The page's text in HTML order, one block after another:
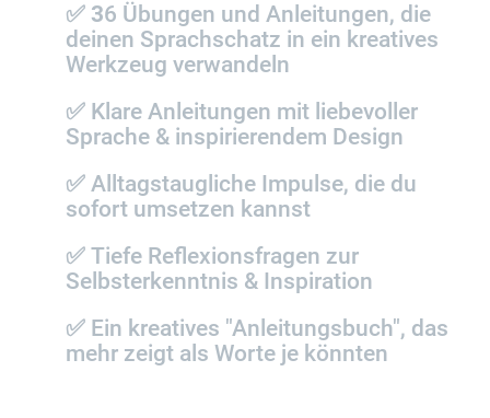
✅ 36 Übungen und Anleitungen, die
deinen Sprachschatz in ein kreatives
Werkzeug verwandeln
✅ Klare Anleitungen mit liebevoller
Sprache & inspirierendem Design
✅ Alltagstaugliche Impulse, die du
sofort umsetzen kannst
✅ Tiefe Reflexionsfragen zur
Selbsterkenntnis & Inspiration
✅ Ein kreatives "Anleitungsbuch", das
mehr zeigt als Worte je könnten